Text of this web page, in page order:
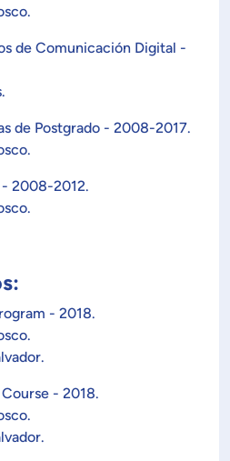
de Comunicación Digital -
de Postgrado - 2008-2017.
- 2008-2012.
- 2018.
- 2018.